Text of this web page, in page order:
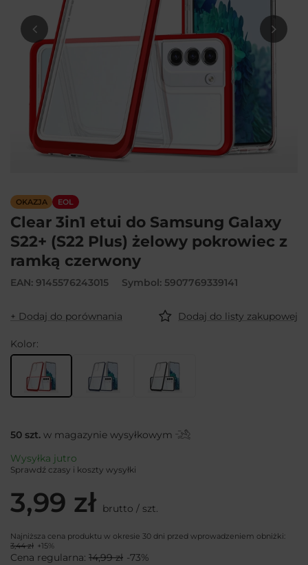
OKAZJA EOL
Clear 3in1 etui do Samsung Galaxy
S22+ (S22 Plus) żelowy pokrowiec z
ramką czerwony
EAN: 9145576243015 Symbol: 5907769339141
+ Dodaj do porównania Dodaj do listy zakupowej
Kolor
50 szt. w magazynie wysyłkowym
Wysyłka jutro
Sprawdź czasy i koszty wysyłki
3,99 zł brutto / szt.
Najniższa cena produktu w okresie 30 dni przed wprowadzeniem obniżki:
3,44 zł +15%
Cena regularna: 14,99 zł -73%